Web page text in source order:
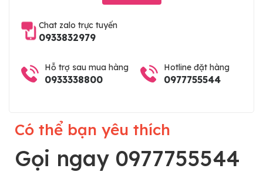
Chat zalo trực tuyến
0933832979
Hỗ trợ sau mua hàng
0933338800
Hotline đặt hàng
0977755544
Có thể bạn yêu thích
Gọi ngay 0977755544